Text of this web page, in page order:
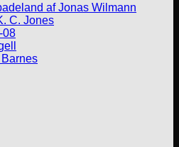
af Jonas Wilmann
C. Jones
08